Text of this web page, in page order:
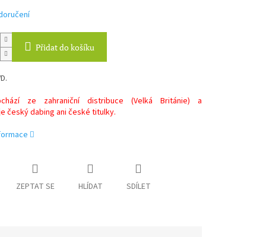
Přidat do košíku
ze zahraniční distribuce (Velká Británie) a
český dabing ani české titulky.
ZEPTAT SE HLÍDAT SDÍLET